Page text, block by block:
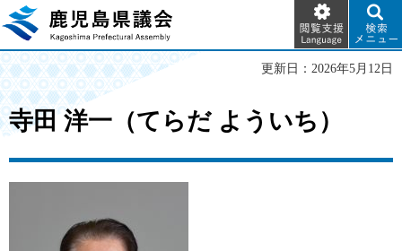
鹿児島県議会
閲覧支
援
Language
検索メ
ニュー
更新日：2026年5月12日
寺田 洋一（てらだ よういち）